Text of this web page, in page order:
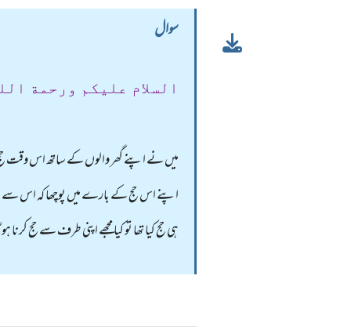
سوال
السلام عليكم ورحمة
میں نے اپنے گھر والوں کے ساتھ اس وقت حج
اپنے اس حج کے بارے میں پوچھا کہ اس سے
ہی حج کیا تھا تو کیا مجھے اپنی طرف سے حج